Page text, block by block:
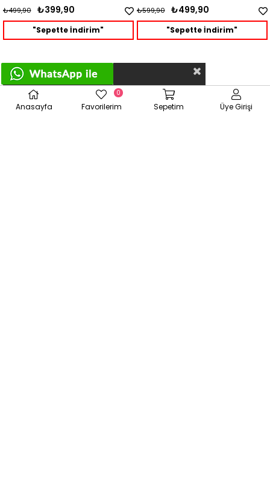
₺399,90
₺499,90
"Sepette İndirim"
₺499,90
₺599,90
"Sepette İndirim"
Çerez Kullanımı
Anasayfa Favorilerim
0
Sepetim Üye Girişi